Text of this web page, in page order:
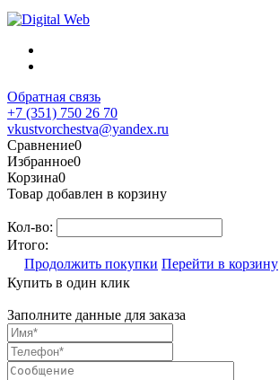
Обратная связь
+7 (351) 750 26 70
vkustvorchestva@yandex.ru
Сравнение0
Избранное0
Корзина0
Товар добавлен в корзину
Кол-во:
Итого:
Продолжить покупки Перейти в корзину
Купить в один клик
Заполните данные для заказа